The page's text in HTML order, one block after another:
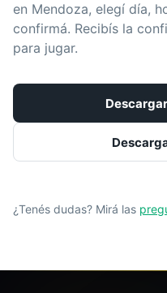
en Mendoza, elegí día,
confirmá. Recibís la
para jugar.
¿Tenés dudas? Mirá las